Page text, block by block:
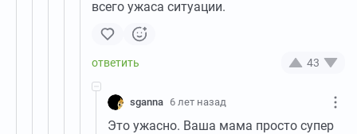
всего ужаса ситуации.
43
sganna 6 лет назад
Это ужасно. Ваша мама просто супер